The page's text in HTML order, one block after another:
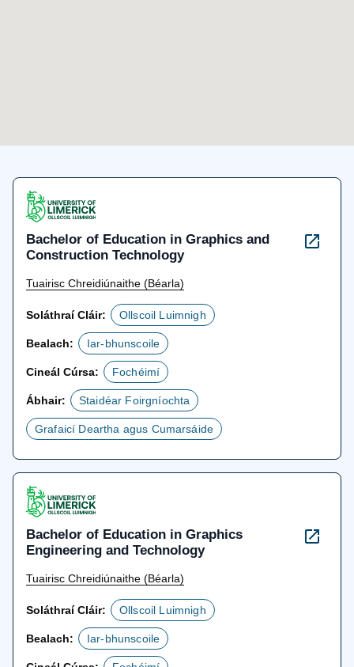
Bachelor of Education in Graphics and
Construction Technology
Tuairisc Chreidiúnaithe (Béarla)
Soláthraí Cláir: Ollscoil Luimnigh
Bealach: Iar-bhunscoile
Cineál Cúrsa: Fochéimí
Ábhair: Staidéar Foirgníochta
Grafaicí Deartha agus Cumarsáide
Bachelor of Education in Graphics
Engineering and Technology
Tuairisc Chreidiúnaithe (Béarla)
Soláthraí Cláir: Ollscoil Luimnigh
Bealach: Iar-bhunscoile